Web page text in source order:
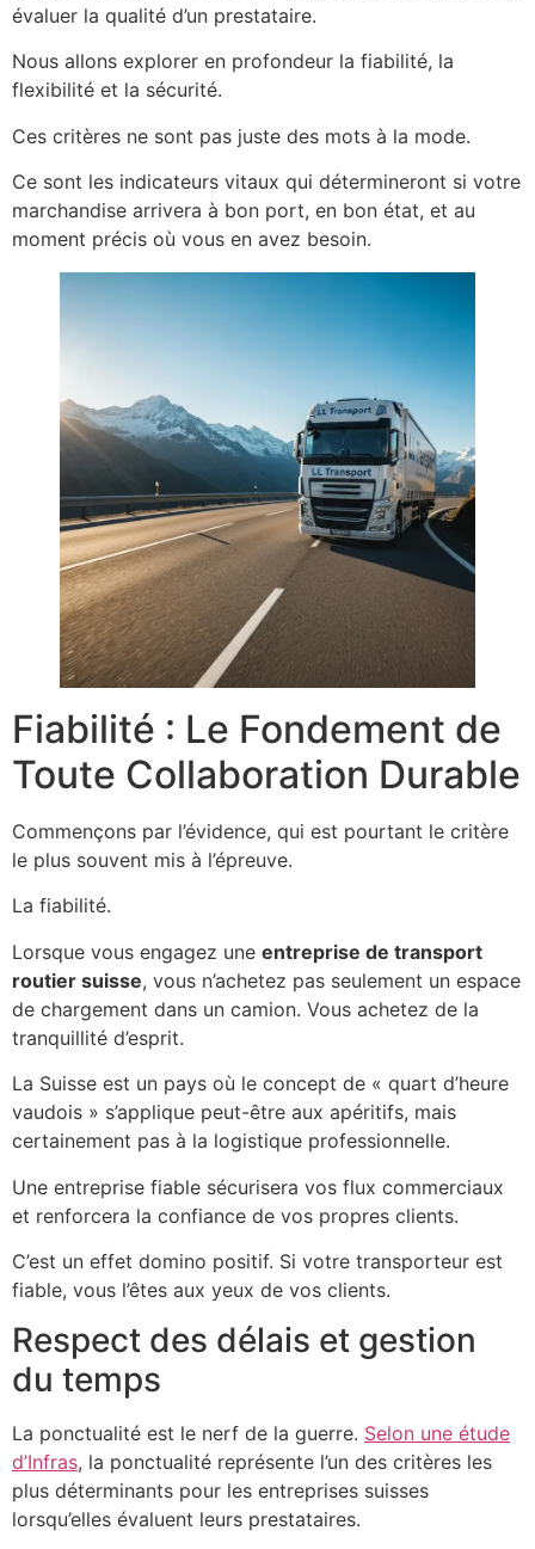
évaluer la qualité d’un prestataire.
Nous allons explorer en profondeur la fiabilité, la
flexibilité et la sécurité.
Ces critères ne sont pas juste des mots à la mode.
Ce sont les indicateurs vitaux qui détermineront si votre
marchandise arrivera à bon port, en bon état, et au
moment précis où vous en avez besoin.
Fiabilité : Le Fondement de
Toute Collaboration Durable
Commençons par l’évidence, qui est pourtant le critère
le plus souvent mis à l’épreuve.
La fiabilité.
Lorsque vous engagez une entreprise de transport
routier suisse, vous n’achetez pas seulement un espace
de chargement dans un camion. Vous achetez de la
tranquillité d’esprit.
La Suisse est un pays où le concept de « quart d’heure
vaudois » s’applique peut-être aux apéritifs, mais
certainement pas à la logistique professionnelle.
Une entreprise fiable sécurisera vos flux commerciaux
et renforcera la confiance de vos propres clients.
C’est un effet domino positif. Si votre transporteur est
fiable, vous l’êtes aux yeux de vos clients.
Respect des délais et gestion
du temps
La ponctualité est le nerf de la guerre. Selon une étude
d’Infras, la ponctualité représente l’un des critères les
plus déterminants pour les entreprises suisses
lorsqu’elles évaluent leurs prestataires.